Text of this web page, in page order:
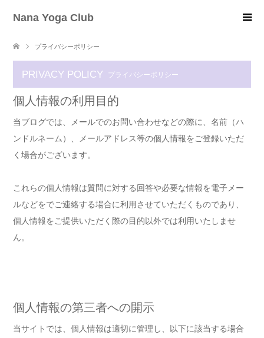
Nana Yoga Club
プライバシーポリシー
PRIVACY POLICY プライバシーポリシー
個人情報の利用目的
当ブログでは、メールでのお問い合わせなどの際に、名前（ハ
ンドルネーム）、メールアドレス等の個人情報をご登録いただ
く場合がございます。
これらの個人情報は質問に対する回答や必要な情報を電子メー
ルなどをでご連絡する場合に利用させていただくものであり、
個人情報をご提供いただく際の目的以外では利用いたしませ
ん。
個人情報の第三者への開示
当サイトでは、個人情報は適切に管理し、以下に該当する場合